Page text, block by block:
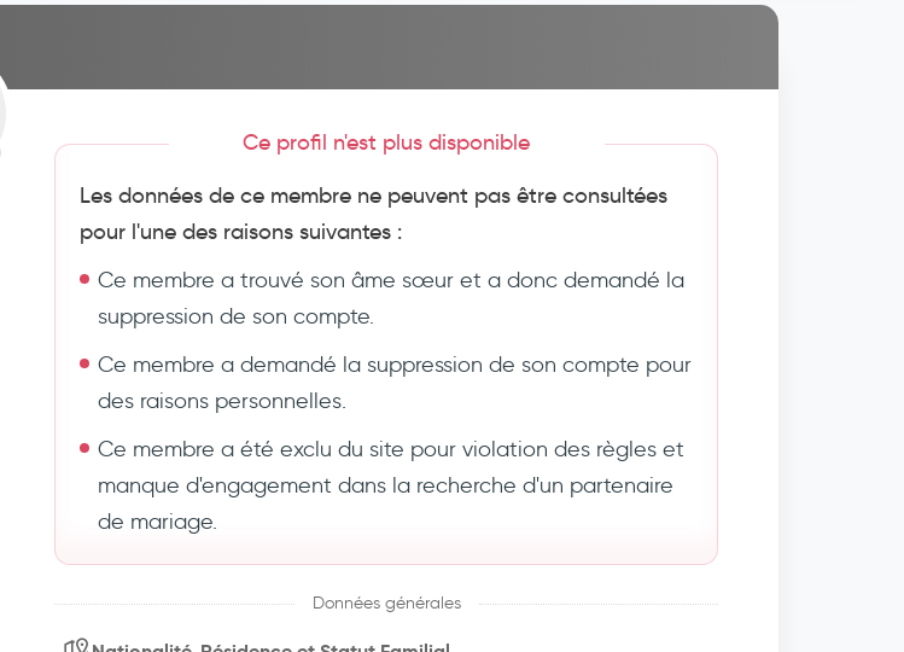
Ce profil n'est plus disponible
Les données de ce membre ne peuvent pas être consultées
pour l'une des raisons suivantes :
Ce membre a trouvé son âme sœur et a donc demandé la
suppression de son compte.
Ce membre a demandé la suppression de son compte pour
des raisons personnelles.
Ce membre a été exclu du site pour violation des règles et
manque d'engagement dans la recherche d'un partenaire
de mariage.
Données générales